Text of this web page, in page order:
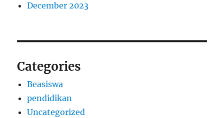
December 2023
Categories
Beasiswa
pendidikan
Uncategorized